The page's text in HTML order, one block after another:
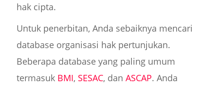
hak cipta.
Untuk penerbitan, Anda sebaiknya mencari
database organisasi hak pertunjukan.
Beberapa database yang paling umum
termasuk BMI, SESAC, dan ASCAP. Anda